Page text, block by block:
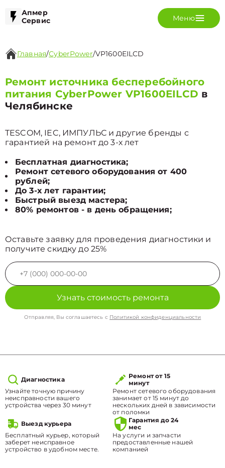
Апмер
Сервис
Меню
Главная/CyberPower/VP1600EILCD
Ремонт источника бесперебойного
питания CyberPower VP1600EILCD в
Челябинске
TESCOM, IEC, ИМПУЛЬС и другие бренды с
гарантией на ремонт до 3-х лет
Бесплатная диагностика;
Ремонт сетевого оборудования от 400
рублей;
До 3-х лет гарантии;
Быстрый выезд мастера;
80% ремонтов - в день обращения;
Оставьте заявку для проведения диагностики и
получите скидку до 25%
Узнать стоимость ремонта
Отправляя, Вы соглашаетесь с Политикой конфиденциальности
Диагностика
Узнайте точную причину
неисправности вашего
устройства через 30 минут
Ремонт от 15
минут
Ремонт сетевого оборудования
занимает от 15 минут до
нескольких дней в зависимости
от поломки
Выезд курьера
Бесплатный курьер, который
заберет неисправное
устройство в удобном месте.
Гарантия до 24
мес
На услуги и запчасти
предоставленные нашей
компанией